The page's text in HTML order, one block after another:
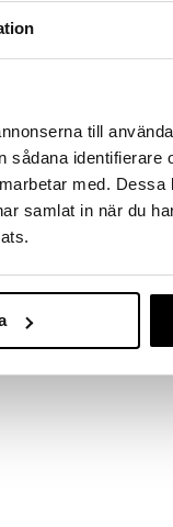
till
identifierare
med.
samlat in när du
Finns i flera
ION SILVER
Silverlotion är en
lotion som är enkel att
pälsen på hästar, katter
hundar.
fr.129 kr